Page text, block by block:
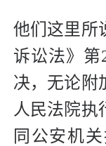
他们这里所
诉讼法》第
决，无论附
人民法院执
同公安机